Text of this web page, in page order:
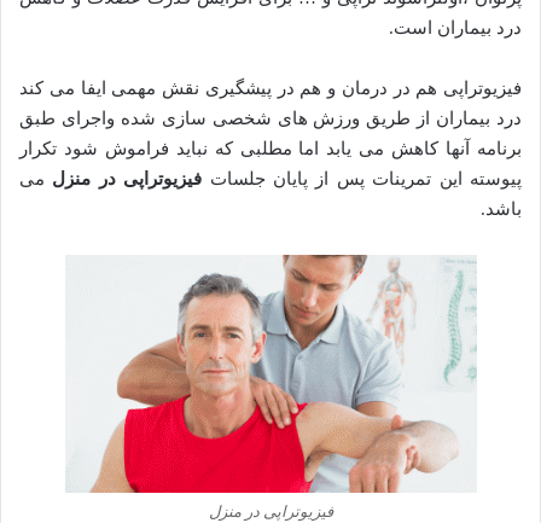
درد بیماران است.
فیزیوتراپی هم در درمان و هم در پیشگیری نقش مهمی ایفا می کند
درد بیماران از طریق ورزش های شخصی سازی شده واجرای طبق
برنامه آنها کاهش می یابد اما مطلبی که نباید فراموش شود تکرار
پیوسته این تمرینات پس از پایان جلسات فیزیوتراپی در منزل می
باشد.
فیزیوتراپی در منزل